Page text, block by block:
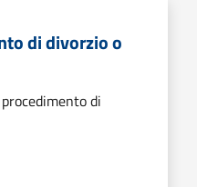
di divorzio o
di